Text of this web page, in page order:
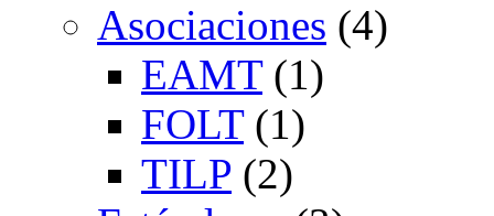
Asociaciones (4)
EAMT(1)
FOLT(1)
TILP (2)